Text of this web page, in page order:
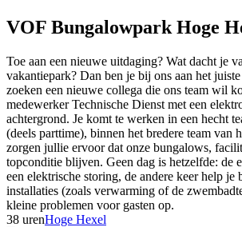
VOF Bungalowpark Hoge
Toe aan een nieuwe uitdaging? Wat dacht je
vakantiepark? Dan ben je bij ons aan het
zoeken een nieuwe collega die ons team wil
medewerker Technische Dienst met een
achtergrond. Je komt te werken in een hecht
(deels parttime), binnen het bredere team van
zorgen jullie ervoor dat onze bungalows,
topconditie blijven. Geen dag is hetzelfde: de
een elektrische storing, de andere keer help je
installaties (zoals verwarming of de
kleine problemen voor gasten op.
38 urenHoge Hexel